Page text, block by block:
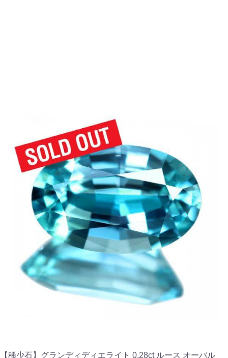
【稀少石】グランディディエライト 0.28ct ルース オーバル